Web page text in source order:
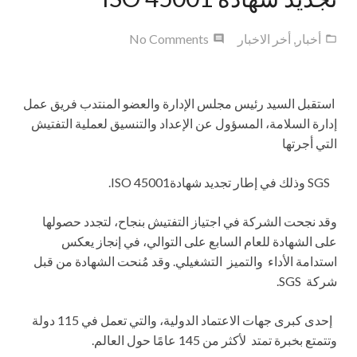
أخبار أخر الاخبار No Comments
استقبل السيد رئيس مجلس الإدارة والعضو المنتدب فريق عمل
إدارة السلامة، المسؤول عن الإعداد والتنسيق لعملية التفتيش
التي أجرتها
وقد نجحت الشركة في اجتياز التفتيش بنجاح، لتجدد حصولها
على الشهادة للعام السابع على التوالي، في إنجاز يعكس
استدامة الأداء والتميز التشغيلي. وقد مُنحت الشهادة من قبل
شركة SGS.
إحدى كبرى جهات الاعتماد الدولية، والتي تعمل في 115 دولة
وتتمتع بخبرة تمتد لأكثر من 145 عامًا حول العالم.